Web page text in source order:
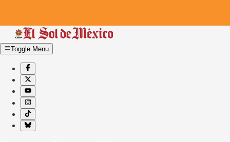
Toggle Menu